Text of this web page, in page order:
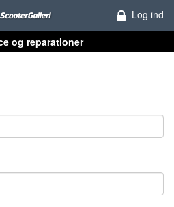
Log ind
og reparationer